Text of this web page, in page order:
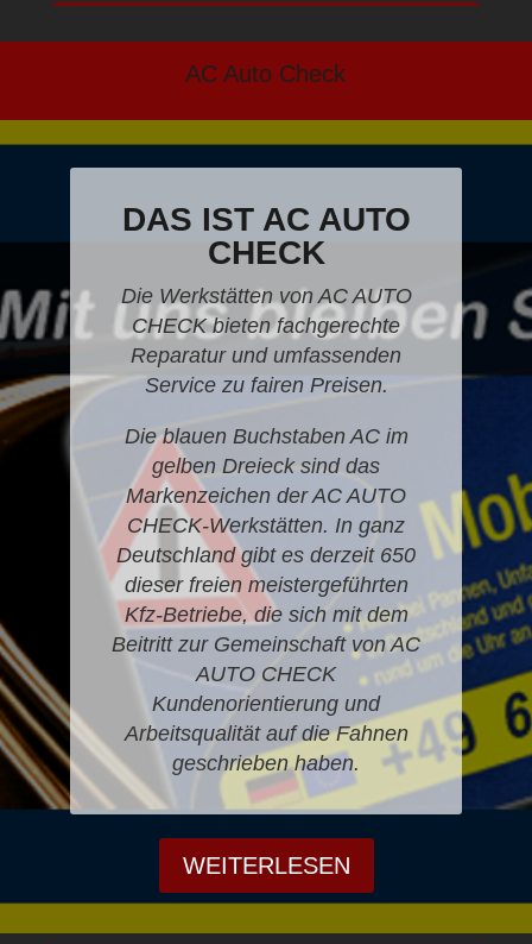
AC Auto Check
DAS IST AC AUTO
CHECK
Die Werkstätten von AC AUTO
CHECK bieten fachgerechte
Reparatur und umfassenden
Service zu fairen Preisen.
Die blauen Buchstaben AC im
gelben Dreieck sind das
Markenzeichen der AC AUTO
CHECK-Werkstätten. In ganz
Deutschland gibt es derzeit 650
dieser freien meistergeführten
Kfz-Betriebe, die sich mit dem
Beitritt zur Gemeinschaft von AC
AUTO CHECK
Kundenorientierung und
Arbeitsqualität auf die Fahnen
geschrieben haben.
WEITERLESEN